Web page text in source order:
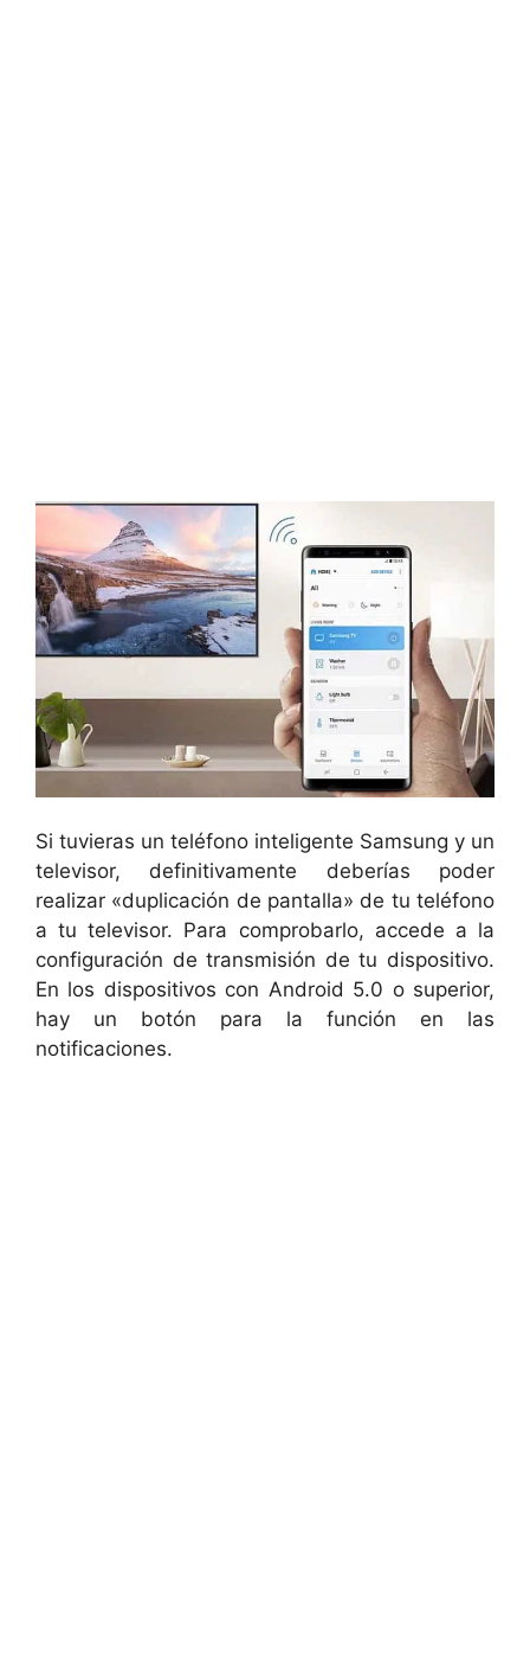
Si tuvieras un teléfono inteligente Samsung y un
televisor, definitivamente deberías poder
realizar «duplicación de pantalla» de tu teléfono
a tu televisor. Para comprobarlo, accede a la
configuración de transmisión de tu dispositivo.
En los dispositivos con Android 5.0 o superior,
hay un botón para la función en las
notificaciones.